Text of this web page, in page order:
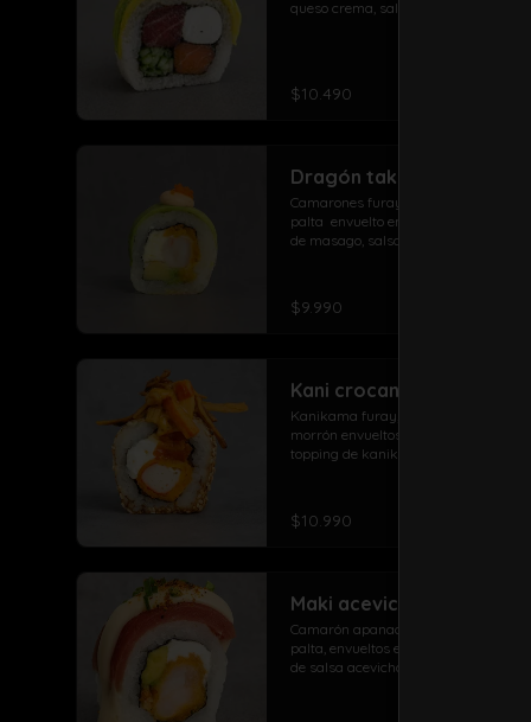
arrolladito primavera y papas con
queso crema, salmón, pepino y atun
$10.490
Dragón take roll
Camarones furay, queso crema,
palta  envuelto en palta con topping
de masago, salsa spicy y sésamo
$9.990
Kani crocante especial
Kanikama furay, Queso crema,
morrón envueltos en sésamo,
topping de kanikama crocante con
$10.990
Maki acevichado roll
Camarón apanado, queso crema,
palta, envueltos en atún con topping
de salsa acevichada ciboulette y